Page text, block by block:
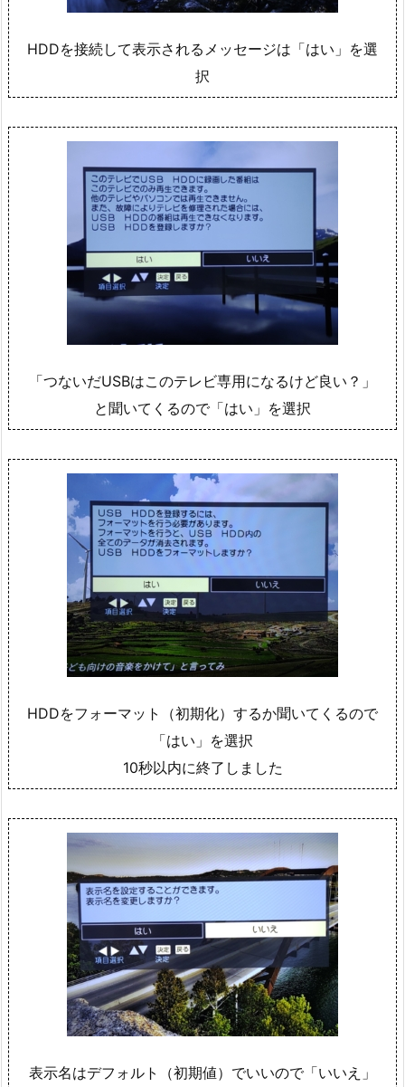
HDDを接続して表示されるメッセージは「はい」を選
択
「つないだUSBはこのテレビ専用になるけど良い？」
と聞いてくるので「はい」を選択
HDDをフォーマット（初期化）するか聞いてくるので
「はい」を選択
10秒以内に終了しました
表示名はデフォルト（初期値）でいいので「いいえ」